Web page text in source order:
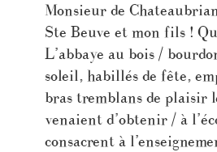
Monsieur de
Ste Beuve et mon fils !
L’abbaye au bois /
soleil, habillés de fête,
bras tremblans de plaisir
venaient d’obtenir / à
consacrent à